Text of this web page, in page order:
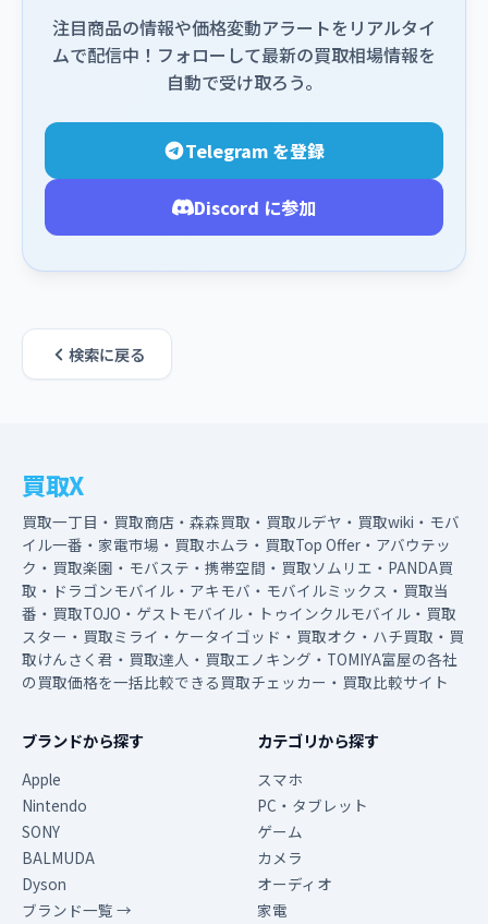
注目商品の情報や価格変動アラートをリアルタイ
ムで配信中！フォローして最新の買取相場情報を
自動で受け取ろう。
Telegram を登録
Discord に参加
検索に戻る
買取X
買取一丁目・買取商店・森森買取・買取ルデヤ・買取wiki・モバ
イル一番・家電市場・買取ホムラ・買取Top Offer・アバウテッ
ク・買取楽園・モバステ・携帯空間・買取ソムリエ・PANDA買
取・ドラゴンモバイル・アキモバ・モバイルミックス・買取当
番・買取TOJO・ゲストモバイル・トゥインクルモバイル・買取
スター・買取ミライ・ケータイゴッド・買取オク・ハチ買取・買
取けんさく君・買取達人・買取エノキング・TOMIYA富屋の各社
の買取価格を一括比較できる買取チェッカー・買取比較サイト
ブランドから探す
Apple
Nintendo
SONY
BALMUDA
Dyson
ブランド一覧 →
カテゴリから探す
スマホ
PC・タブレット
ゲーム
カメラ
オーディオ
家電